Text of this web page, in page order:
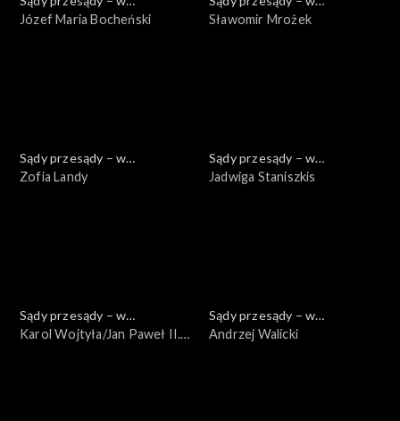
powiększeniu
Józef Maria Bocheński
powiększeniu
Sławomir Mrożek
Sądy przesądy – w
powiększeniu
Zofia Landy
Sądy przesądy – w
powiększeniu
Jadwiga Staniszkis
Sądy przesądy – w
powiększeniu
Karol Wojtyła/Jan Paweł II.
Sądy przesądy – w
powiększeniu
Andrzej Walicki